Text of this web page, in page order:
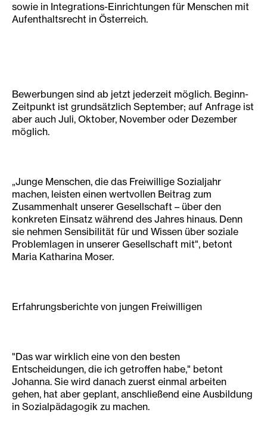
sowie in Integrations-Einrichtungen für Menschen mit
Aufenthaltsrecht in Österreich.
Bewerbungen sind ab jetzt jederzeit möglich. Beginn-
Zeitpunkt ist grundsätzlich September; auf Anfrage ist
aber auch Juli, Oktober, November oder Dezember
möglich.
„Junge Menschen, die das Freiwillige Sozialjahr
machen, leisten einen wertvollen Beitrag zum
Zusammenhalt unserer Gesellschaft – über den
konkreten Einsatz während des Jahres hinaus. Denn
sie nehmen Sensibilität für und Wissen über soziale
Problemlagen in unserer Gesellschaft mit", betont
Maria Katharina Moser.
Erfahrungsberichte von jungen Freiwilligen
"Das war wirklich eine von den besten
Entscheidungen, die ich getroffen habe," betont
Johanna. Sie wird danach zuerst einmal arbeiten
gehen, hat aber geplant, anschließend eine Ausbildung
in Sozialpädagogik zu machen.